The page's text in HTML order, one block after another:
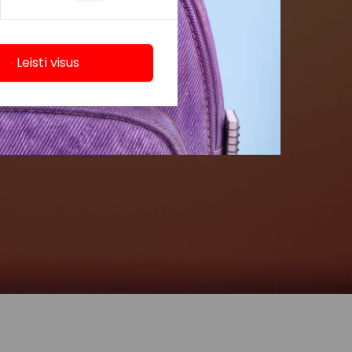
Leisti visus